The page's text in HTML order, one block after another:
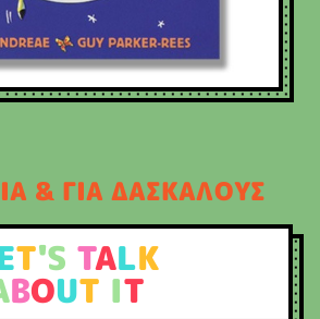
& ΓΙΑ ΔΑΣΚΑΛΟΥΣ
T'S TALK
BOUT IT